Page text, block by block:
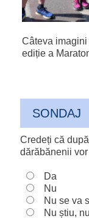
Câteva
ediție a
SONDAJ
Credeți că
dărăbănenii
Da
Nu
Nu se va
Nu știu,